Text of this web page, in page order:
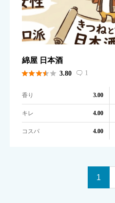
綿屋 日本酒
 3.80  1
香り 3.00
キレ 4.00
コスパ 4.00
1